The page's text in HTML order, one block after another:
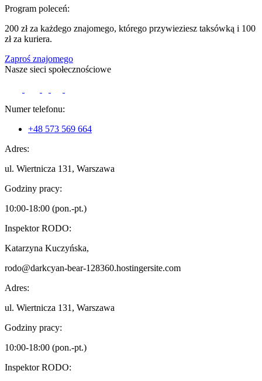
Program poleceń:
200 zł za każdego znajomego, którego przywieziesz taksówką i 100
zł za kuriera.
Zaproś znajomego
Nasze sieci społecznościowe
Numer telefonu:
+48 573 569 664
Adres:
ul. Wiertnicza 131, Warszawa
Godziny pracy:
10:00-18:00 (pon.-pt.)
Inspektor RODO:
Katarzyna Kuczyńska,
rodo@darkcyan-bear-128360.hostingersite.com
Adres:
ul. Wiertnicza 131, Warszawa
Godziny pracy:
10:00-18:00 (pon.-pt.)
Inspektor RODO: